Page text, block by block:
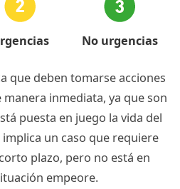
No urgencias
que deben tomarse acciones
inmediata, ya que son
puesta en juego la vida del
implica un caso que requiere
plazo, pero no está en
empeore.